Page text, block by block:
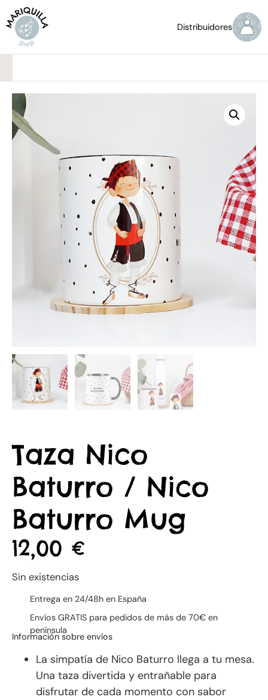
Distribuidores
Taza Nico
Baturro / Nico
Baturro Mug
La simpatía de Nico Baturro llega a tu mesa.
Una taza divertida y entrañable para
disfrutar de cada momento con sabor
12,00 €
Sin existencias
Entrega en 24/48h en España
Envíos GRATIS para pedidos de más de 70€ en
península
Información sobre envíos